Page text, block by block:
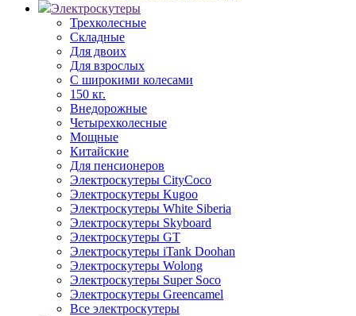
Электроскутеры
Трехколесные
Складные
Для двоих
Для взрослых
С широкими колесами
150 кг.
Внедорожные
Четырехколесные
Мощные
Китайские
Для пенсионеров
Электроскутеры CityCoco
Электроскутеры Kugoo
Электроскутеры White Siberia
Электроскутеры Skyboard
Электроскутеры GT
Электроскутеры iTank Doohan
Электроскутеры Wolong
Электроскутеры Super Soco
Электроскутеры Greencamel
Все электроскутеры